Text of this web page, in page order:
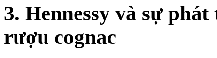
3. Hennessy và sự
rượu cognac